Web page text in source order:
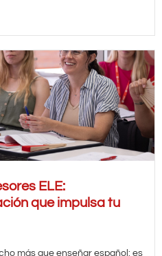
ELE:
que impulsa tu
más que enseñar español: es